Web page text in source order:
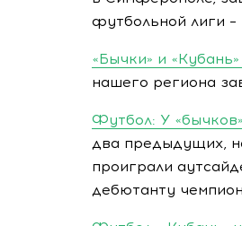
футбольной лиги –
«Бычки» и
нашего региона
Футбол: У
два предыдущих,
проиграли
дебютанту